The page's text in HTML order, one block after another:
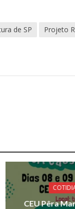
de SP
Projeto
CEU Pêra